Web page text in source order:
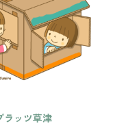
ラッツ草津